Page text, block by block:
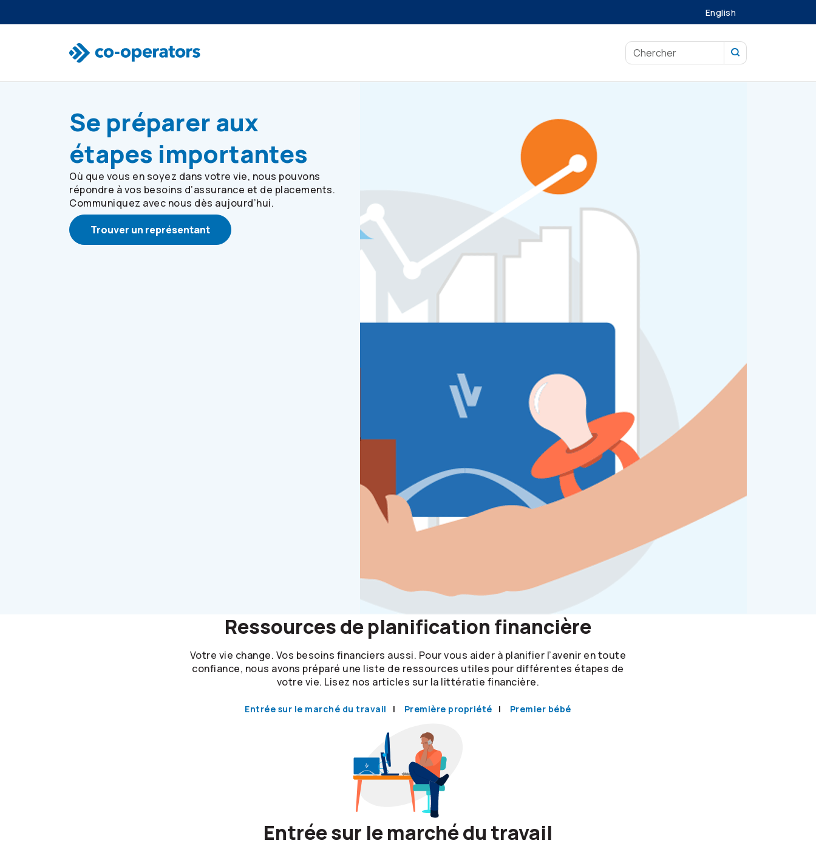
English
Se préparer aux
étapes importantes
Où que vous en soyez dans votre vie, nous pouvons
répondre à vos besoins d’assurance et de placements.
Communiquez avec nous dès aujourd’hui.
Trouver un représentant
Ressources de planification financière
Votre vie change. Vos besoins financiers aussi. Pour vous aider à planifier l’avenir en toute
confiance, nous avons préparé une liste de ressources utiles pour différentes étapes de
votre vie. Lisez nos articles sur la littératie financière.
Entrée sur le marché du travail Première propriété Premier bébé
Entrée sur le marché du travail